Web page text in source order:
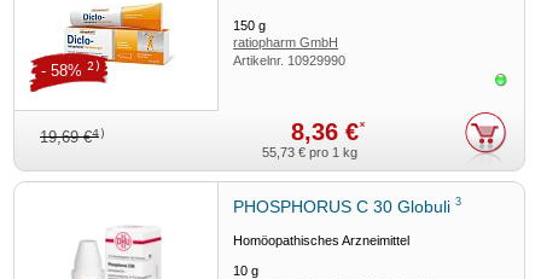
150g
ratiopharm GmbH
Artikelnr. 10929990
19,69 €4) 8,36 €*
- 58% 2)
55,73 € pro 1 kg
PHOSPHORUS C 30 Globuli3
Homöopathisches Arzneimittel
10g